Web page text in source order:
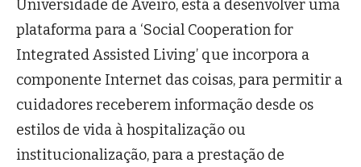
Universidade de Aveiro, está a desenvolver uma
plataforma para a ‘Social Cooperation for
Integrated Assisted Living’ que incorpora a
componente Internet das coisas, para permitir a
cuidadores receberem informação desde os
estilos de vida à hospitalização ou
institucionalização, para a prestação de